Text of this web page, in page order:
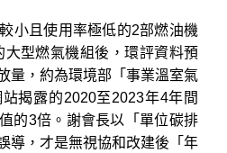
小且使用率極低的2部燃油機
型燃氣機組後，環評資料預
量，約為環境部「事業溫室氣
揭露的2020至2023年4年間
的3倍。謝會長以「單位碳排
導，才是無視協和改建後「年